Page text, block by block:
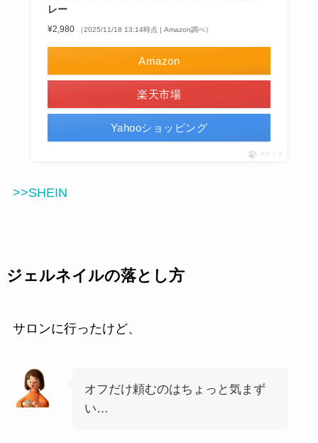
レー
¥2,980 （2025/11/18 13:14時点 | Amazon調べ）
Amazon
楽天市場
Yahooショッピング
ポチップ
>>SHEIN
ジェルネイルの落とし方
サロンに行ったけど、
オフだけ頼むのはちょっと気まず
い…